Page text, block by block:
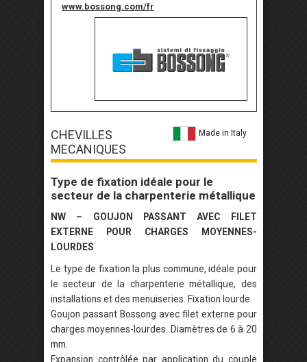
www.bossong.com/fr
CHEVILLES
MECANIQUES
Made in Italy
Type de fixation idéale pour le
secteur de la charpenterie métallique
NW – GOUJON PASSANT AVEC FILET
EXTERNE POUR CHARGES MOYENNES-
LOURDES
Le type de fixation la plus commune, idéale pour
le secteur de la charpenterie métallique, des
installations et des menuiseries. Fixation lourde.
Goujon passant Bossong avec filet externe pour
charges moyennes-lourdes. Diamètres de 6 à 20
mm.
Expansion contrôlée par application du couple